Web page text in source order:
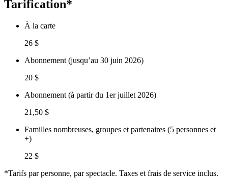
Tarification*
À la carte
26 $
Abonnement (jusqu’au 30 juin 2026)
20 $
Abonnement (à partir du 1er juillet 2026)
21,50 $
Familles nombreuses, groupes et partenaires (5 personnes et
+)
22 $
*Tarifs par personne, par spectacle. Taxes et frais de service inclus.